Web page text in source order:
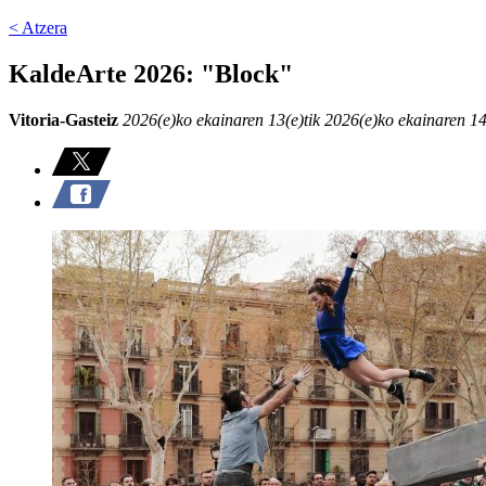
< Atzera
KaldeArte 2026: "Block"
Vitoria-Gasteiz 2026(e)ko ekainaren 13(e)tik 2026(e)ko ekainaren